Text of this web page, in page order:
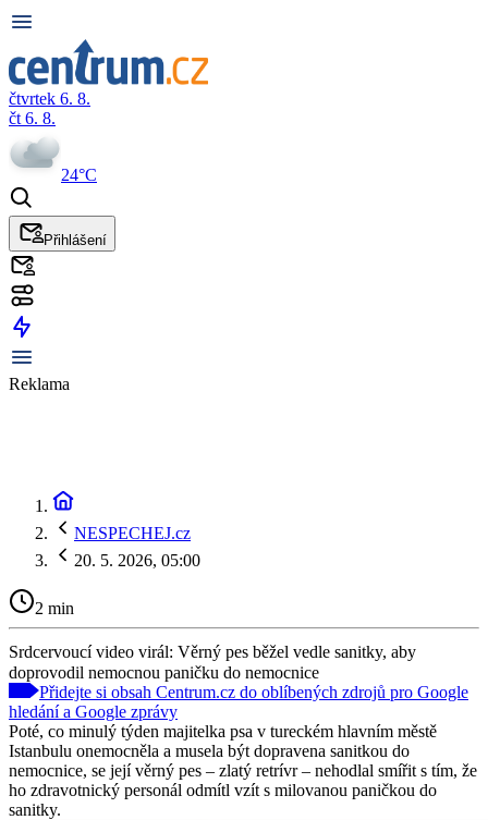
čtvrtek 6. 8.
čt 6. 8.
24°C
Přihlášení
Reklama
NESPECHEJ.cz
20. 5. 2026, 05:00
2 min
Srdcervoucí video virál: Věrný pes běžel vedle sanitky, aby
doprovodil nemocnou paničku do nemocnice
Přidejte si obsah Centrum.cz do oblíbených zdrojů pro Google
hledání a Google zprávy
Poté, co minulý týden majitelka psa v tureckém hlavním městě
Istanbulu onemocněla a musela být dopravena sanitkou do
nemocnice, se její věrný pes – zlatý retrívr – nehodlal smířit s tím, že
ho zdravotnický personál odmítl vzít s milovanou paničkou do
sanitky.